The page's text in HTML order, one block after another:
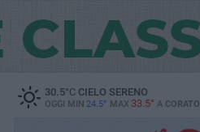
30.5°CCIELO SERENO
OGGI MIN 24.5° MAX 33.5° A CORATO